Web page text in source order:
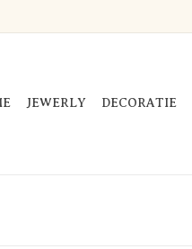
JEWERLY DECORATIE